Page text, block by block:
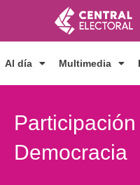
contenido
Al día Multimedia
Democracia